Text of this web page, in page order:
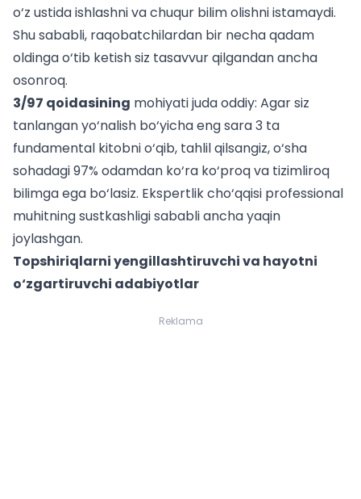
o‘z ustida ishlashni va chuqur bilim olishni istamaydi.
Shu sababli, raqobatchilardan bir necha qadam
oldinga o‘tib ketish siz tasavvur qilgandan ancha
osonroq.
3/97 qoidasining mohiyati juda oddiy: Agar siz
tanlangan yo‘nalish bo‘yicha eng sara 3 ta
fundamental kitobni o‘qib, tahlil qilsangiz, o‘sha
sohadagi 97% odamdan ko‘ra ko‘proq va tizimliroq
bilimga ega bo‘lasiz. Ekspertlik cho‘qqisi professional
muhitning sustkashligi sababli ancha yaqin
joylashgan.
Topshiriqlarni yengillashtiruvchi va hayotni
o‘zgartiruvchi adabiyotlar
Reklama